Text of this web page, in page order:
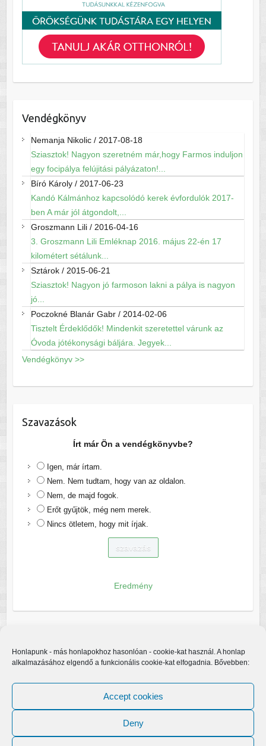
Honlapunk - más honlapokhoz hasonlóan - cookie-kat használ. A honlap
alkalmazásához elgendő a funkcionális cookie-kat elfogadnia. Bővebben:
Accept cookies
Deny
Vendégkönyv
Nemanja Nikolic/ 2017-08-18
Sziasztok! Nagyon szeretném már,hogy Farmos induljon
egy focipálya felújitási pályázaton!...
Bíró Károly/ 2017-06-23
Kandó Kálmánhoz kapcsolódó kerek évfordulók 2017-
ben A már jól átgondolt,...
Groszmann Lili/ 2016-04-16
3. Groszmann Lili Emléknap 2016. május 22-én 17
kilométert sétálunk...
Sztárok/ 2015-06-21
Sziasztok! Nagyon jó farmoson lakni a pálya is nagyon
jó...
Poczokné Blanár Gabr/ 2014-02-06
Tisztelt Érdeklődők! Mindenkit szeretettel várunk az
Óvoda jótékonysági báljára. Jegyek...
Vendégkönyv >>
Szavazások
Írt már Ön a vendégkönyvbe?
Igen, már írtam.
Nem. Nem tudtam, hogy van az oldalon.
Nem, de majd fogok.
Erőt gyűjtök, még nem merek.
Nincs ötletem, hogy mit írjak.
Eredmény